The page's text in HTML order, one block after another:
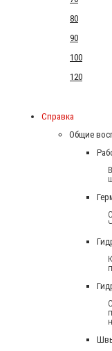
80
90
100
120
Справка
Общие